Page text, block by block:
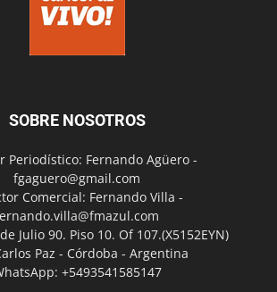
SOBRE NOSOTROS
Periodístico: Fernando Agüero -
fgaguero@gmail.com
Comercial: Fernando Villa -
Julio 90. Piso 10. Of 107.(X5152EYN)
Paz - Córdoba - Argentina
+5493541585147